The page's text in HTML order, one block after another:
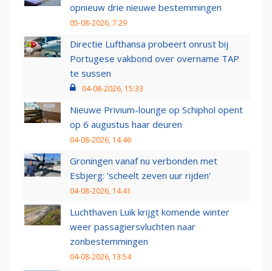
opnieuw drie nieuwe bestemmingen
05-08-2026, 7:29
Directie Lufthansa probeert onrust bij
Portugese vakbond over overname TAP
te sussen
04-08-2026, 15:33
Nieuwe Privium-lounge op Schiphol opent
op 6 augustus haar deuren
04-08-2026, 14:46
Groningen vanaf nu verbonden met
Esbjerg: 'scheelt zeven uur rijden'
04-08-2026, 14:41
Luchthaven Luik krijgt komende winter
weer passagiersvluchten naar
zonbestemmingen
04-08-2026, 13:54